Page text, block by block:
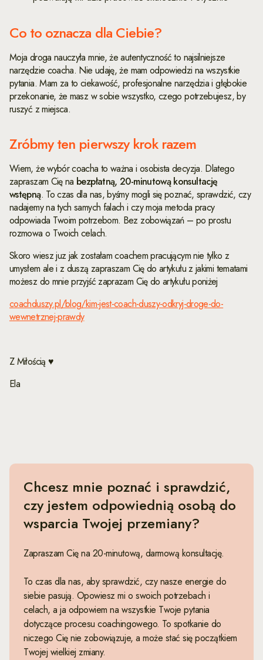
Co to oznacza dla Ciebie?
Moja droga nauczyła mnie, że autentyczność to najsilniejsze
narzędzie coacha. Nie udaję, że mam odpowiedzi na wszystkie
pytania. Mam za to ciekawość, profesjonalne narzędzia i głębokie
przekonanie, że masz w sobie wszystko, czego potrzebujesz, by
ruszyć z miejsca.
Zróbmy ten pierwszy krok razem
Wiem, że wybór coacha to ważna i osobista decyzja. Dlatego
zapraszam Cię na bezpłatną, 20-minutową konsultację
wstępną. To czas dla nas, byśmy mogli się poznać, sprawdzić, czy
nadajemy na tych samych falach i czy moja metoda pracy
odpowiada Twoim potrzebom. Bez zobowiązań – po prostu
rozmowa o Twoich celach.
Skoro wiesz juz jak zostałam coachem pracującym nie tylko z
umysłem ale i z duszą zapraszam Cię do artykułu z jakimi tematami
możesz do mnie przyjść zaprazam Cię do artykułu poniżej
coachduszy.pl/blog/kim-jest-coach-duszy-odkryj-droge-do-
wewnetrznej-prawdy
Z Miłością ♥
Ela
Chcesz mnie poznać i sprawdzić,
czy jestem odpowiednią osobą do
wsparcia Twojej przemiany?
Zapraszam Cię na 20-minutową, darmową konsultację.
To czas dla nas, aby sprawdzić, czy nasze energie do
siebie pasują. Opowiesz mi o swoich potrzebach i
celach, a ja odpowiem na wszystkie Twoje pytania
dotyczące procesu coachingowego. To spotkanie do
niczego Cię nie zobowiązuje, a może stać się początkiem
Twojej wielkiej zmiany.